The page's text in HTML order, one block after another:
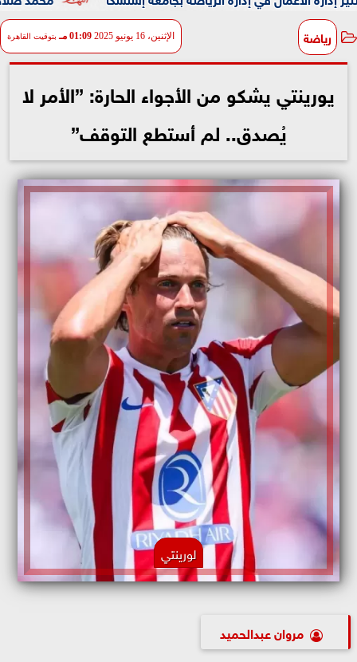
رياضة الإثنين، 16 يونيو 2025 01:09 مـ بتوقيت القاهرة
يورينتي يشكو من الأجواء الحارة: ”الأمر لا
يُصدق.. لم أستطع التوقف”
لورينتي
مروان عبدالحميد